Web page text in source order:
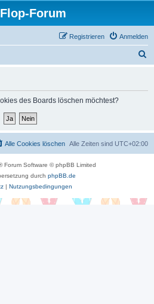
Forum
Anmelden
Registrieren
des Boards löschen möchtest?
Alle Zeiten sind UTC+02:00
Alle Cookies löschen
Forum Software © phpBB Limited
durch phpBB.de
| Nutzungsbedingungen